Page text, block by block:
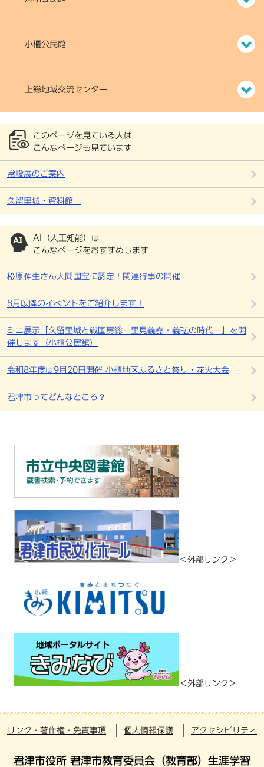
小櫃公民館
上総地域交流センター
このページを見ている人は
こんなページも見ています
常設展のご案内
久留里城・資料館
AI（人工知能）は
こんなページをおすすめします
松原伸生さん人間国宝に認定！関連行事の開催
8月以降のイベントをご紹介します！
ミニ展示「久留里城と戦国房総ー里見義堯・義弘の時代ー」を開
催します（小櫃公民館）
令和8年度は9月20日開催 小櫃地区ふるさと祭り・花火大会
君津市ってどんなところ？
＜外部リンク＞
＜外部リンク＞
リンク・著作権・免責事項 個人情報保護 アクセシビリティ
君津市役所 君津市教育委員会（教育部）生涯学習